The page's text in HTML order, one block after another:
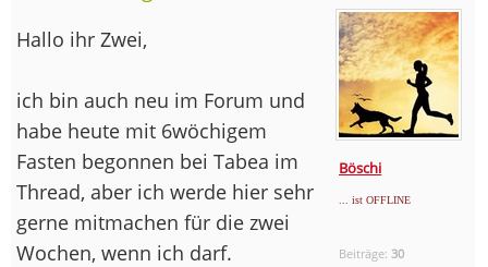
Böschi
... ist OFFLINE
Beiträge:30
Hallo ihr Zwei,
ich bin auch neu im Forum und
habe heute mit 6wöchigem
Fasten begonnen bei Tabea im
Thread, aber ich werde hier sehr
gerne mitmachen für die zwei
Wochen, wenn ich darf.